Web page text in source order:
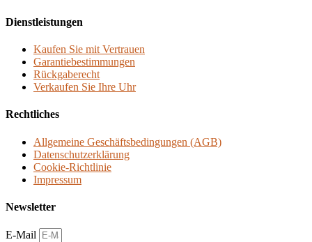
Dienstleistungen
Kaufen Sie mit Vertrauen
Garantiebestimmungen
Rückgaberecht
Verkaufen Sie Ihre Uhr
Rechtliches
Allgemeine Geschäftsbedingungen (AGB)
Datenschutzerklärung
Cookie-Richtlinie
Impressum
Newsletter
E-Mail